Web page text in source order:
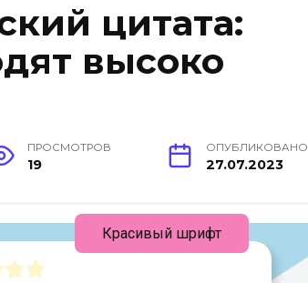
цитата:
высоко
ПРОСМОТРОВ
19
ОПУБЛИКОВАНО
27.07.2023
Красивый шрифт